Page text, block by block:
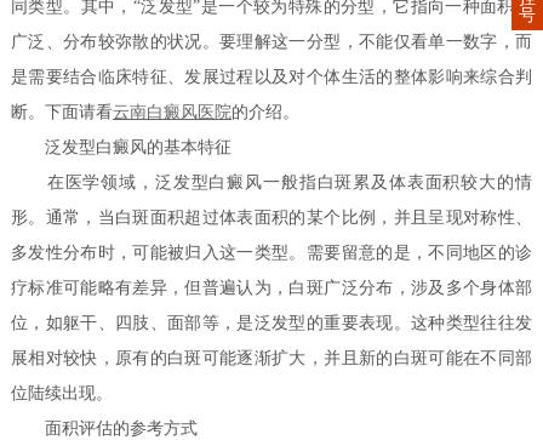
同类型。其中，“泛发型”是一个较为特殊的分型，它指向一种面积较
广泛、分布较弥散的状况。要理解这一分型，不能仅看单一数字，而
是需要结合临床特征、发展过程以及对个体生活的整体影响来综合判
断。下面请看云南白癜风医院的介绍。
泛发型白癜风的基本特征
在医学领域，泛发型白癜风一般指白斑累及体表面积较大的情
形。通常，当白斑面积超过体表面积的某个比例，并且呈现对称性、
多发性分布时，可能被归入这一类型。需要留意的是，不同地区的诊
疗标准可能略有差异，但普遍认为，白斑广泛分布，涉及多个身体部
位，如躯干、四肢、面部等，是泛发型的重要表现。这种类型往往发
展相对较快，原有的白斑可能逐渐扩大，并且新的白斑可能在不同部
位陆续出现。
面积评估的参考方式
号